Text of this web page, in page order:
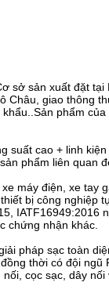
sở sản xuất đặt
Châu, giao thông
phẩm
suất cao + linh
phẩm liên quan
máy điện, xe tay
bị công nghiệp
IATF16949:2016
chứng nhận khác.
pháp sạc toàn
thời có đội ngũ
cọc sạc, dây